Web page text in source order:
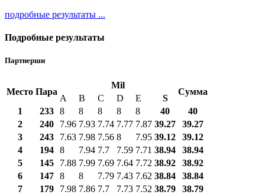
подробные результаты ...
Подробные результаты
Партнерши
Место Пара
Mil
Сумма
A B C D E
S
1
233 8 8 8 8 8 40
40
2
240 7.96 7.93 7.74 7.77 7.87 39.27
39.27
3
243 7.63 7.98 7.56 8 7.95 39.12
39.12
4
194 8 7.94 7.7 7.59 7.71 38.94
38.94
5
145 7.88 7.99 7.69 7.64 7.72 38.92
38.92
6
147 8 8 7.79 7.43 7.62 38.84
38.84
7
179 7.98 7.86 7.7 7.73 7.52 38.79
38.79